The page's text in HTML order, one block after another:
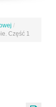
/
Część 1